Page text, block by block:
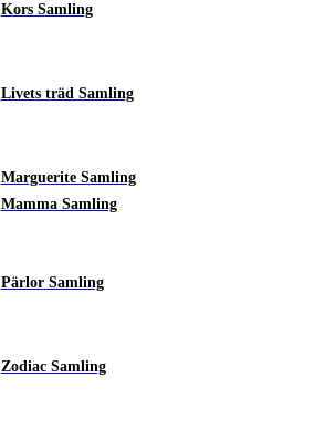
Kors Samling
Livets träd Samling
Marguerite Samling
Mamma Samling
Pärlor Samling
Zodiac Samling